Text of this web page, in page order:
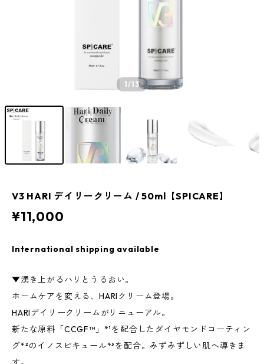
1/13
V3 HARI デイリークリーム / 50ml【SPICARE】
¥11,000
International shipping available
▼湧き上がるハリとうるおい。
ホームケアを変える、HARIクリーム登場。
HARIデイリークリームがリニューアル。
新たな原料「CCGF™」*¹を配合したダイヤモンドコーティン
グ*²のイノスピキュール*³を配合。みずみずしい肌へ導きま